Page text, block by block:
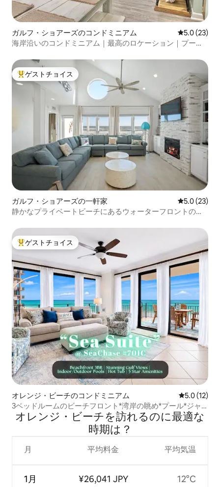
ガルフ・ショアーズのコンドミニアム レビュー23
5.0 (23)
海岸沿いのコンドミニアム｜最高のロケーション｜プール
大好評のゲストチョイスです。
ゲストチョイス
ガルフ・ショアーズの一軒家 レビュー23
5.0 (23)
静かなプライベートビーチにあるウォーターフロントの豪
大好評のゲストチョイスです。
ゲストチョイス
オレンジ・ビーチのコンドミニアム レビュー12
5.0 (12)
3ベッドルームのビーチフロント*湾岸の眺め*プール*ジャ
グジー*ジム
オレンジ・ビーチを訪⁠れ⁠るの⁠に最⁠適⁠な
時⁠期⁠は⁠？
月
1月
平均料金
¥26,041 JPY
平均気温
12°C